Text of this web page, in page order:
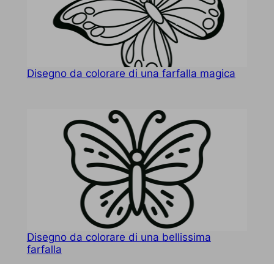
Disegno da colorare di una farfalla magica
Disegno da colorare di una bellissima
farfalla